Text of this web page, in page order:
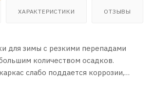
ХАРАКТЕРИСТИКИ ОТЗЫВЫ
для зимы с резкими перепадами
количеством осадков.
слабо поддается коррозии,